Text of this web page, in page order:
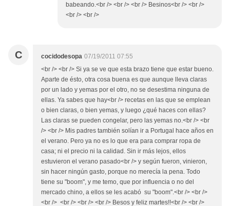
babeando.<br /> <br /> <br /> Besinos<br /> <br />
<br /> <br />
C cocidodesopa 07/19/2011 07:55
<br /> <br /> Si ya se ve que esta brazo tiene que estar bueno.
Aparte de ésto, otra cosa buena es que aunque lleva claras
por un lado y yemas por el otro, no se desestima ninguna de
ellas. Ya sabes que hay<br /> recetas en las que se emplean
o bien claras, o bien yemas, y luego ¿qué haces con ellas?
Las claras se pueden congelar, pero las yemas no.<br /> <br
/> <br /> Mis padres también solían ir a Portugal hace años en
el verano. Pero ya no es lo que era para comprar ropa de
casa; ni el precio ni la calidad. Sin ir más lejos, ellos
estuvieron el verano pasado<br /> y según fueron, vinieron,
sin hacer ningún gasto, porque no merecía la pena. Todo
tiene su "boom", y me temo, que por influencia o no del
mercado chino, a ellos se les acabó su "boom".<br /> <br />
<br /> <br /> <br /> <br /> Besos y feliz martes!!<br /> <br />